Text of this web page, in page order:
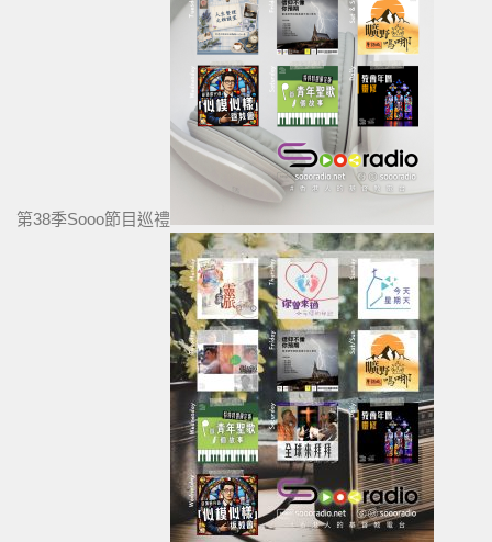
第38季Sooo節目巡禮